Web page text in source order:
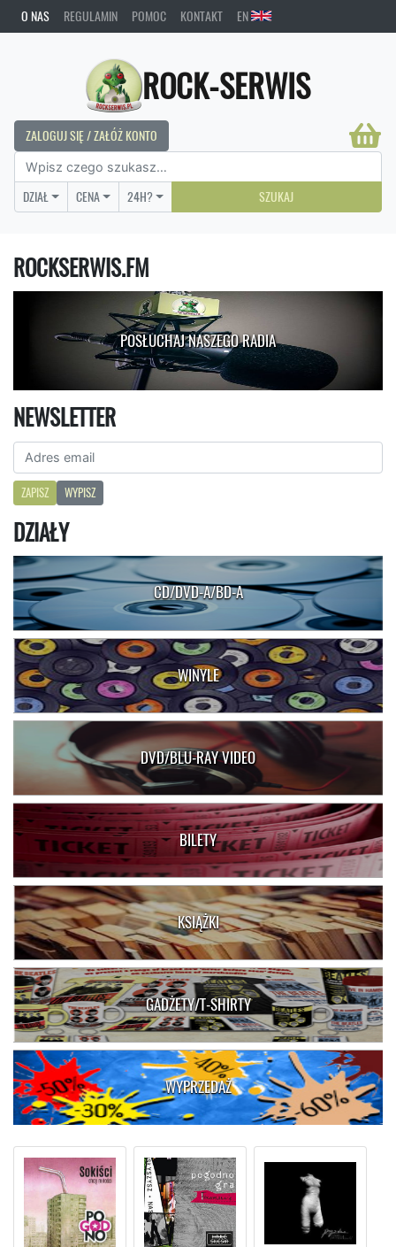
O NAS REGULAMIN POMOC KONTAKT EN
ROCK-SERWIS
ZALOGUJ SIĘ / ZAŁÓŻ KONTO
DZIAŁ CENA 24H? SZUKAJ
ROCKSERWIS.FM
POSŁUCHAJ NASZEGO RADIA
NEWSLETTER
ZAPISZ WYPISZ
DZIAŁY
CD/DVD-A/BD-A
WINYLE
DVD/BLU-RAY VIDEO
BILETY
KSIĄŻKI
GADŻETY/T-SHIRTY
WYPRZEDAŻ